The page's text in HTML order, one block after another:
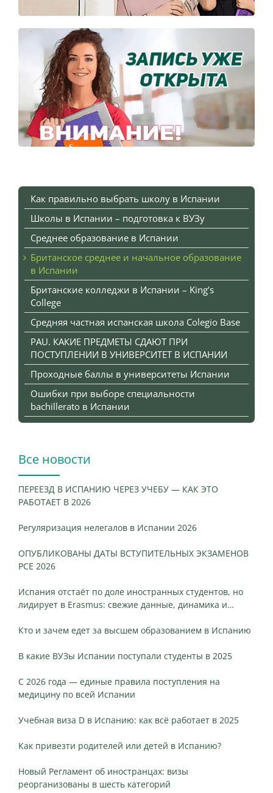
Как правильно выбрать школу в Испании
Школы в Испании – подготовка к ВУЗу
Среднее образование в Испании
Британское среднее и начальное образование
в Испании
Британские колледжи в Испании – King’s
College
Средняя частная испанская школа Colegio Base
PAU. КАКИЕ ПРЕДМЕТЫ СДАЮТ ПРИ
ПОСТУПЛЕНИИ В УНИВЕРСИТЕТ В ИСПАНИИ
Проходные баллы в университеты Испании
Ошибки при выборе специальности
bachillerato в Испании
Все новости
ПЕРЕЕЗД В ИСПАНИЮ ЧЕРЕЗ УЧЕБУ — КАК ЭТО
РАБОТАЕТ В 2026
Регуляризация нелегалов в Испании 2026
ОПУБЛИКОВАНЫ ДАТЫ ВСТУПИТЕЛЬНЫХ ЭКЗАМЕНОВ
PCE 2026
Испания отстаёт по доле иностранных студентов, но
лидирует в Erasmus: свежие данные, динамика и
Кто и зачем едет за высшем образованием в Испанию
В какие ВУЗы Испании поступали студенты в 2025
С 2026 года — единые правила поступления на
медицину по всей Испании
Учебная виза D в Испанию: как всё работает в 2025
Как привезти родителей или детей в Испанию?
Новый Регламент об иностранцах: визы
реорганизованы в шесть категорий